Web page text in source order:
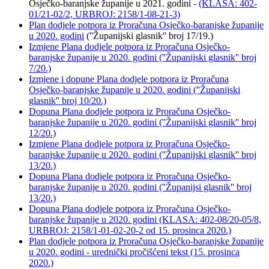
Osječko-baranjske županije u 2021. godini - (KLASA: 402-
01/21-02/2, URBROJ: 2158/1-08-21-3)
Plan dodjele potpora iz Proračuna Osječko-baranjske županije
u 2020. godini (''Županijski glasnik'' broj 17/19.)
Izmjene Plana dodjele potpora iz Proračuna Osječko-
baranjske županije u 2020. godini (''Županijski glasnik'' broj
7/20.)
Izmjene i dopune Plana dodjele potpora iz Proračuna
Osječko-baranjske županije u 2020. godini (''Županijski
glasnik'' broj 10/20.)
Dopuna Plana dodjele potpora iz Proračuna Osječko-
baranjske županije u 2020. godini (''Županijski glasnik'' broj
12/20.)
Izmjene Plana dodjele potpora iz Proračuna Osječko-
baranjske županije u 2020. godini (''Županijski glasnik'' broj
13/20.)
Dopuna Plana dodjele potpora iz Proračuna Osječko-
baranjske županije u 2020. godini (''Županijsi glasnik'' broj
13/20.)
Dopuna Plana dodjele potpora iz Proračuna Osječko-
baranjske županije u 2020. godini (KLASA: 402-08/20-05/8,
URBROJ: 2158/1-01-02-20-2 od 15. prosinca 2020.)
Plan dodjele potpora iz Proračuna Osječko-baranjske županije
u 2020. godini - urednički pročišćeni tekst (15. prosinca
2020.)